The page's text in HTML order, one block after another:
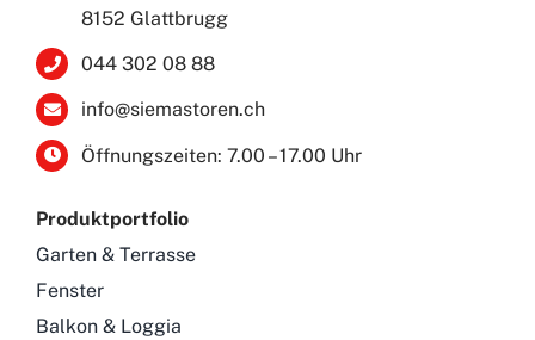
8152 Glattbrugg
044 302 08 88
info@siemastoren.ch
Öffnungszeiten: 7.00 – 17.00 Uhr
Produktportfolio
Garten & Terrasse
Fenster
Balkon & Loggia